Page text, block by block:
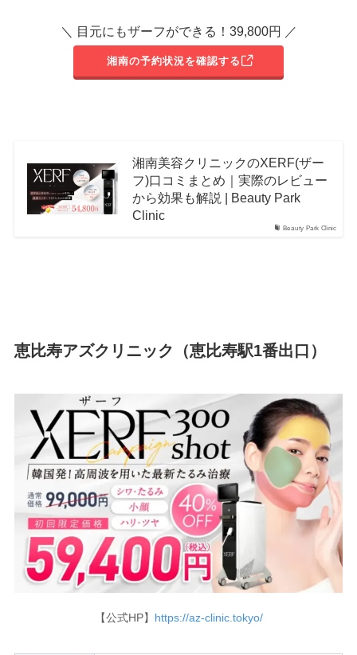
＼ 目元にもザーフができる！39,800円 ／
湘南の予約状況を確認する
Beauty Park Clinic
湘南美容クリニックのXERF(ザー
フ)口コミまとめ｜実際のレビュー
から効果も解説 | Beauty Park
Clinic
恵比寿アズクリニック（恵比寿駅1番出口）
【公式HP】 https://az-clinic.tokyo/